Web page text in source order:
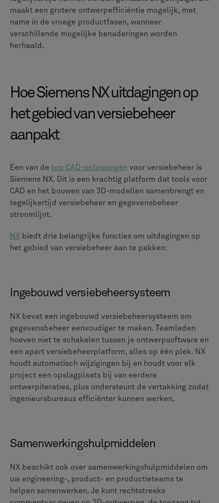
maakt een grotere ontwerpefficiëntie mogelijk, met
name in de vroege productfasen, wanneer
verschillende mogelijke benaderingen worden
herhaald.
Hoe Siemens NX uitdagingen op
het gebied van versiebeheer
aanpakt
Een van de top CAD-oplossingen voor versiebeheer is
Siemens NX. Dit is een krachtig platform dat tools voor
CAD en het bouwen van 3D-modellen samenbrengt en
tegelijkertijd versiebeheer en gegevensbeheer
stroomlijnt.
NX biedt drie belangrijke functies om uitdagingen op
het gebied van versiebeheer aan te pakken:
Ingebouwd versiebeheersysteem
NX bevat een ingebouwd versiebeheersysteem om
gegevensbeheer eenvoudiger te maken. Teamleden
hoeven niet te schakelen tussen je ontwerpsoftware en
een apart versiebeheerplatform, alles op één plek. NX
houdt automatisch wijzigingen bij en houdt voor elk
project een opslagplaats bij van eerdere
ontwerpiteraties, plus ondersteunt de vertakking zodat
ingenieursbureaus efficiënter kunnen werken.
Samenwerkingshulpmiddelen
NX beschikt ook over samenwerkingshulpmiddelen om
uw engineering-, product- en productieteams te
helpen samenwerken. Je kunt rechtstreeks